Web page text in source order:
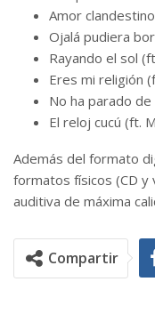
Amor
Ojalá pudiera
Rayando el sol
Eres mi religión
No ha parado
El reloj cucú (ft.
Además del formato
formatos físicos (CD y
auditiva de máxima
Compartir